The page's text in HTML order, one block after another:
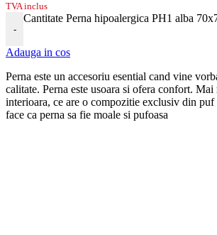
TVA inclus
-
Cantitate Perna hipoalergica PH1 alba
Adauga in cos
Perna este un accesoriu esential cand vine
calitate. Perna este usoara si ofera confort.
interioara, ce are o compozitie exclusiv din puf
face ca perna sa fie moale si pufoasa